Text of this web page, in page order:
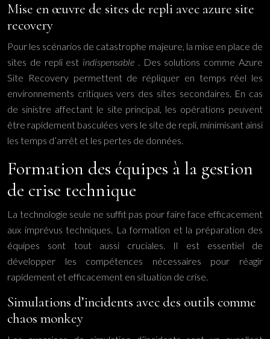
Mise en œuvre de sites de repli avec azure site
recovery
Pour les scénarios de catastrophe majeure, la mise en place de
sites de repli est indispensable . Des solutions comme Azure
Site Recovery permettent de répliquer en temps réel les
environnements critiques vers des sites secondaires. En cas
de sinistre affectant le site principal, les opérations peuvent
être rapidement basculées vers le site de repli, minimisant ainsi
les temps d’arrêt et les pertes de données.
Formation des équipes à la gestion
de crise technique
La technologie seule ne suffit pas pour faire face efficacement
aux imprévus techniques. La formation et la préparation des
équipes sont tout aussi cruciales. Il est essentiel de
développer les compétences nécessaires pour réagir
rapidement et efficacement en situation de crise.
Simulations d’incidents avec des outils comme
chaos monkey